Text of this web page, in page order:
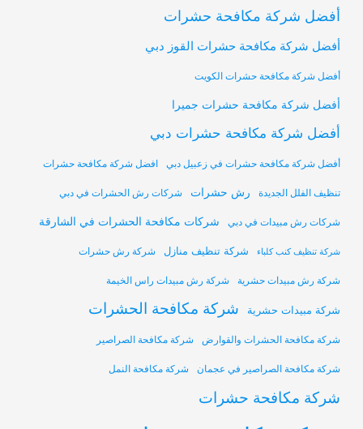
أفضل شركة مكافحة حشرات
أفضل شركة مكافحة حشرات القوز دبي
أفضل شركة مكافحة حشرات الكويت
أفضل شركة مكافحة حشرات جميرا
أفضل شركة مكافحة حشرات دبي
أفضل شركة مكافحة حشرات في زعبيل دبي افضل شركة مكافحة حشرات
تنظيف الفلل الجديدة رش حشرات شركات رش الحشرات في دبي
شركات رش مبيدات في دبي شركات مكافحة الحشرات في الشارقة
شركة تنظيف كنب كلباء شركة تنظيف منازل شركة رش حشرات
شركة رش مبيدات حشرية شركة رش مبيدات راس الخيمة
شركة مبيدات حشرية شركة مكافحة الحشرات
شركة مكافحة الحشرات والقوارض شركة مكافحة الصراصير
شركة مكافحة الصراصير في عجمان شركة مكافحة النمل
شركة مكافحة حشرات